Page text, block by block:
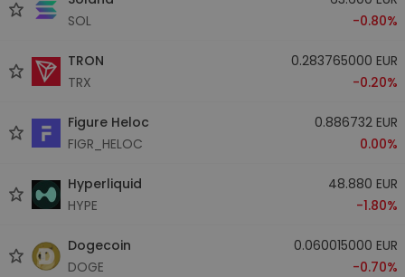
SOL
-0.80%
TRON
TRX
0.283765000 EUR
-0.20%
Figure Heloc
FIGR_HELOC
0.886732 EUR
0.00%
Hyperliquid
HYPE
48.880 EUR
-1.80%
Dogecoin
DOGE
0.060015000 EUR
-0.70%